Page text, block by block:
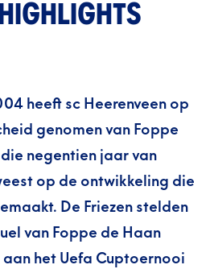
heeft sc Heerenveen op
genomen van Foppe
negentien jaar van
op de ontwikkeling die
De Friezen stelden
van Foppe de Haan
het Uefa Cuptoernooi